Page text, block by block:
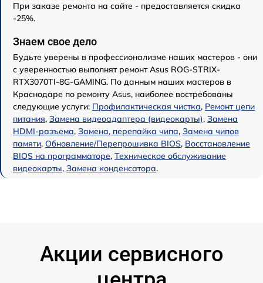
При заказе ремонта на сайте - предоставляется скидка
-25%.
Знаем свое дело
Будьте уверены в профессионализме наших мастеров - они
с уверенностью выполнят ремонт Asus ROG-STRIX-
RTX3070TI-8G-GAMING. По данным наших мастеров в
Краснодаре по ремонту Asus, наиболее востребованы
следующие услуги: Профилактическая чистка, Ремонт цепи
питания, Замена видеоадаптера (видеокарты), Замена
HDMI-разъема, Замена, перепайка чипа, Замена чипов
памяти, Обновление/Перепрошивка BIOS, Восстановление
BIOS на программаторе, Техническое обслуживание
видеокарты, Замена конденсатора.
Акции сервисного